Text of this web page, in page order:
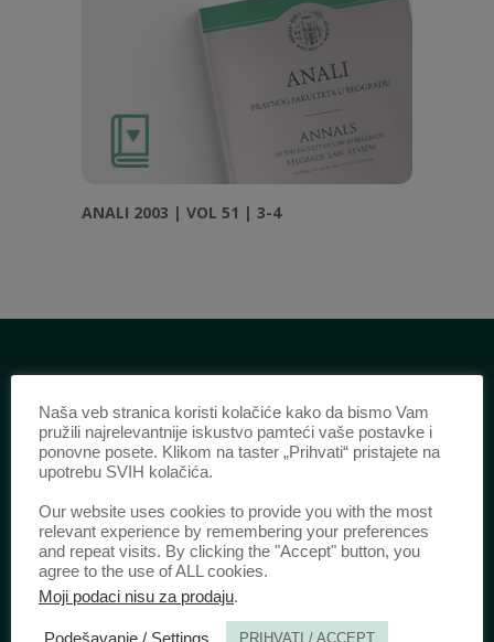
ANALI 2003 | VOL 51 | 3-4
ISSN:0003-2565(Štampano izdanje)
eISSN:2406-2693 (Onlajn izdanje)
IZDAVAČ /
Pravni fakultet Univerziteta u Beogradu
Bulevar kralja Aleksandra 67
Naša veb stranica koristi kolačiće kako da bismo Vam
pružili najrelevantnije iskustvo pamteći vaše postavke i
ponovne posete. Klikom na taster „Prihvati“ pristajete na
upotrebu SVIH kolačića.
Our website uses cookies to provide you with the most
relevant experience by remembering your preferences
and repeat visits. By clicking the "Accept" button, you
agree to the use of ALL cookies.
Moji podaci nisu za prodaju.
Podešavanje / Settings PRIHVATI / ACCEPT